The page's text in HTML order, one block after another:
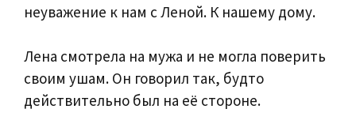
неуважение к нам с Леной. К нашему дому.
Лена смотрела на мужа и не могла поверить
своим ушам. Он говорил так, будто
действительно был на её стороне.